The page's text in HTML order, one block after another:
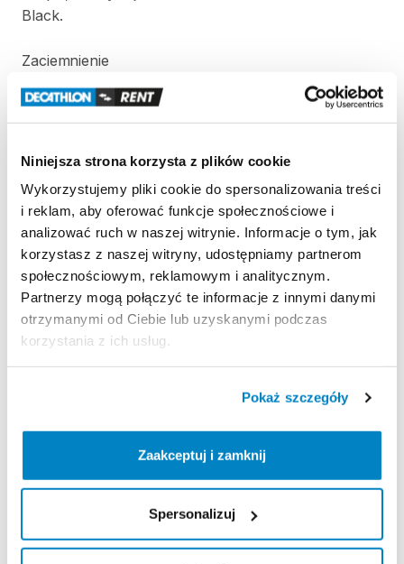
Niniejsza strona korzysta z plików cookie
Wykorzystujemy pliki cookie do spersonalizowania treści
i reklam, aby oferować funkcje społecznościowe i
analizować ruch w naszej witrynie. Informacje o tym, jak
korzystasz z naszej witryny, udostępniamy partnerom
społecznościowym, reklamowym i analitycznym.
Partnerzy mogą połączyć te informacje z innymi danymi
otrzymanymi od Ciebie lub uzyskanymi podczas
korzystania z ich usług.
Pokaż szczegóły
Zaakceptuj i zamknij
Spersonalizuj
Black.
Zaciemnienie
Opatentowana tkanina słoneczne.
Odporność na wiatr
(Siła
tunelu
aerodynamicznym.
Wodoodporność
Wodoodporność (Schmerber): Tropik ＞ 2000 mm.
Podłoga sypialni ＞ 2400 mm.
Strona produktu w sklepie
Regulamin wypożyczalni
KAUCJA